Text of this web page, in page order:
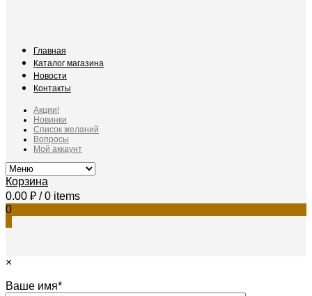
Главная
Каталог магазина
Новости
Контакты
Акции!
Новинки
Список желаний
Вопросы
Мой аккаунт
Корзина
0.00 ₽ / 0 items
0
×
Ваше имя*